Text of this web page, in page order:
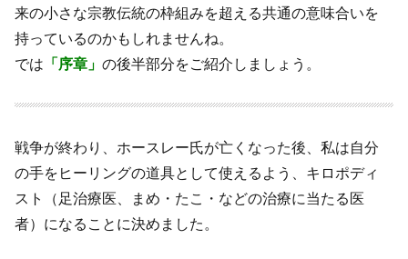
来の小さな宗教伝統の枠組みを超える共通の意味合いを
持っているのかもしれませんね。
では 「序章」の後半部分をご紹介しましょう。
戦争が終わり、ホースレー氏が亡くなった後、私は自分
の手をヒーリングの道具として使えるよう、キロポディ
スト（足治療医、まめ・たこ・などの治療に当たる医
者）になることに決めました。